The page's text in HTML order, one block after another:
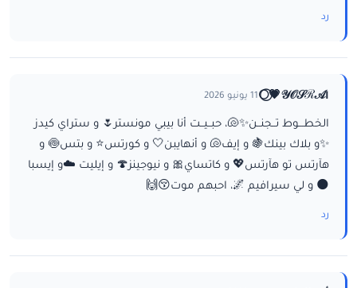
رد
ا𝒴𝒪𝒮ℛ𝒜💗⃝🌕 11 يونيو 2026
الخطـــوط تــجنــن✨🐚، حبــيــت أنا بيبي مونستر🌷 و ستراي كيدز
✨و بلاك بينك🍇 و إيف🐚 و أنهايبن🤍 و كورتس⭐ و بتس🍥 و
هآرتس تو هآرتس💖 و كاتساي🎀 و نيوجينز🍄 و إيليت ☁️و إيسبا
🌑 و لي سيرافيم 🌌، احبهم موت😚🙌
رد